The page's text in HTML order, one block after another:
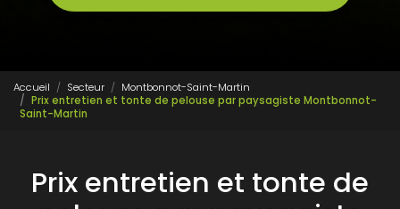
Accueil Secteur
Montbonnot-Saint-Martin
Prix entretien et tonte de pelouse par paysagiste Montbonnot-
Saint-Martin
Prix entretien et tonte de